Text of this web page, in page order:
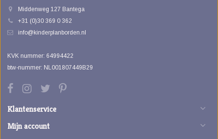
Middenweg 127 Bantega
+31 (0)30 369 0 362
info@kinderplanborden.nl
KVK nummer: 64994422
btw-nummer: NL001807449B29
Klantenservice
Mijn account